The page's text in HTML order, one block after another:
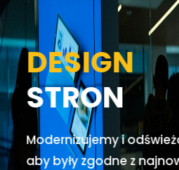
DESIGN
STRON
Modernizujemy i
aby były zgodne z